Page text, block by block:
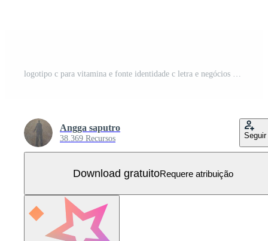
logotipo c para vitamina e fonte identidade c letra e negócios de design Vetor Grátis
Angga saputro
38.369 Recursos Seguir
Download gratuitoRequere atribuição